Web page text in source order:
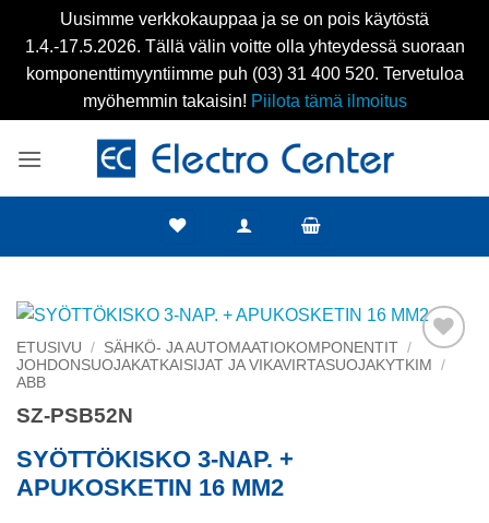
Uusimme verkkokauppaa ja se on pois käytöstä
1.4.-17.5.2026. Tällä välin voitte olla yhteydessä suoraan
komponenttimyyntiimme puh (03) 31 400 520. Tervetuloa
myöhemmin takaisin! Piilota tämä ilmoitus
Add to
ETUSIVU / SÄHKÖ- JA AUTOMAATIOKOMPONENTIT /
JOHDONSUOJAKATKAISIJAT JA VIKAVIRTASUOJAKYTKIM
/
ABB
SZ-PSB52N
SYÖTTÖKISKO 3-NAP. +
APUKOSKETIN 16 MM2